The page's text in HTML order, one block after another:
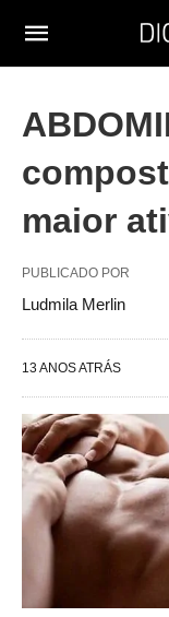
maior
PUBLICADO POR
Ludmila Merlin
13 ANOS ATRÁS